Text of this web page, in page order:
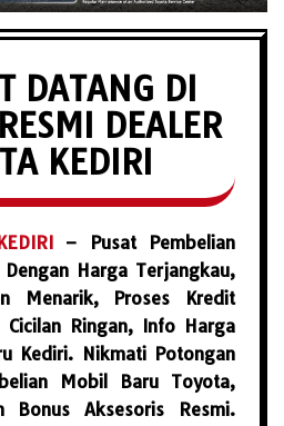
DATANG DI
DEALER
KEDIRI
– Pusat Pembelian
Harga Terjangkau,
Menarik, Proses Kredit
Ringan, Info Harga
Kediri. Nikmati Potongan
Mobil Baru Toyota,
Bonus Aksesoris Resmi.